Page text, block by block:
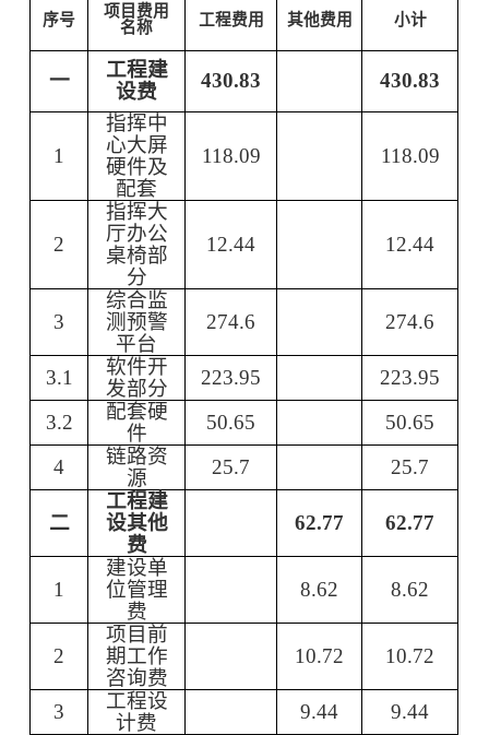
序号
项目费用
名称
工程费用 其他费用 小计
一
工程建
设费
430.83 430.83
1
指挥中
心大屏
硬件及
配套
118.09 118.09
2
指挥大
厅办公
桌椅部
分
12.44 12.44
3
综合监
测预警
平台
274.6 274.6
3.1
软件开
发部分
223.95
223.95
3.2
配套硬
件
50.65
50.65
4
链路资
源
25.7 25.7
二
工程建
设其他
费
62.77 62.77
1
建设单
位管理
费
8.62 8.62
2
项目前
期工作
咨询费
10.72 10.72
3
工程设
计费
9.44
9.44